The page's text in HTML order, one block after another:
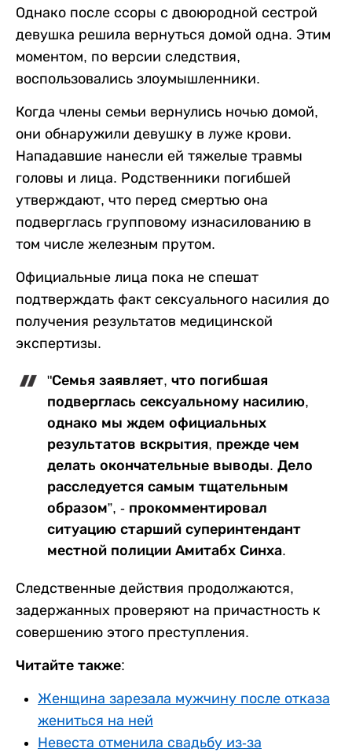
Однако после ссоры с двоюродной сестрой
девушка решила вернуться домой одна. Этим
моментом, по версии следствия,
воспользовались злоумышленники.
Когда члены семьи вернулись ночью домой,
они обнаружили девушку в луже крови.
Нападавшие нанесли ей тяжелые травмы
головы и лица. Родственники погибшей
утверждают, что перед смертью она
подверглась групповому изнасилованию в
том числе железным прутом.
Официальные лица пока не спешат
подтверждать факт сексуального насилия до
получения результатов медицинской
экспертизы.
"Семья заявляет, что погибшая
подверглась сексуальному насилию,
однако мы ждем официальных
результатов вскрытия, прежде чем
делать окончательные выводы. Дело
расследуется самым тщательным
образом”, - прокомментировал
ситуацию старший суперинтендант
местной полиции Амитабх Синха.
Следственные действия продолжаются,
задержанных проверяют на причастность к
совершению этого преступления.
Читайте также:
Женщина зарезала мужчину после отказа
жениться на ней
Невеста отменила свадьбу из-за